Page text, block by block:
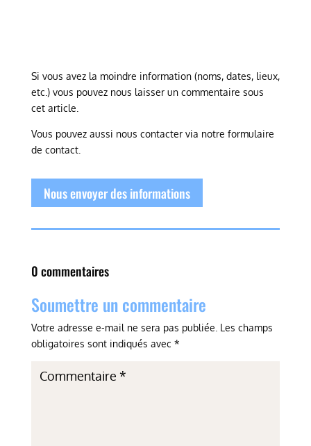
Si vous avez la moindre information (noms, dates, lieux,
etc.) vous pouvez nous laisser un commentaire sous
cet article.
Vous pouvez aussi nous contacter via notre formulaire
de contact.
Nous envoyer des informations
0 commentaires
Soumettre un commentaire
Votre adresse e-mail ne sera pas publiée. Les champs
obligatoires sont indiqués avec *